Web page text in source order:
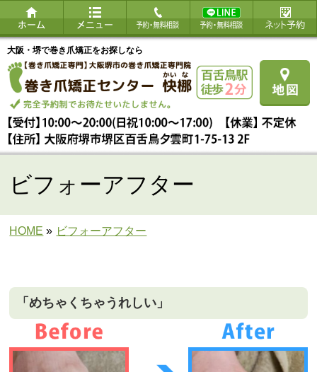
大阪・堺で巻き爪矯正をお探しなら
ビフォーアフター
HOME » ビフォーアフター
「めちゃくちゃうれしい」